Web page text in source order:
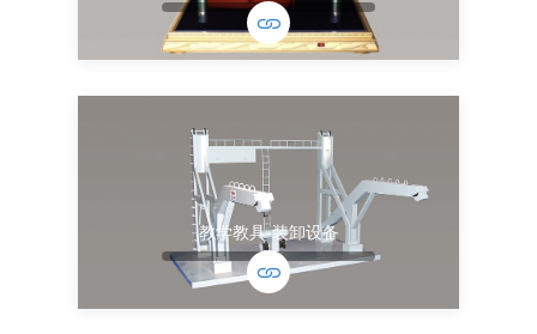
教学教具-装卸设备